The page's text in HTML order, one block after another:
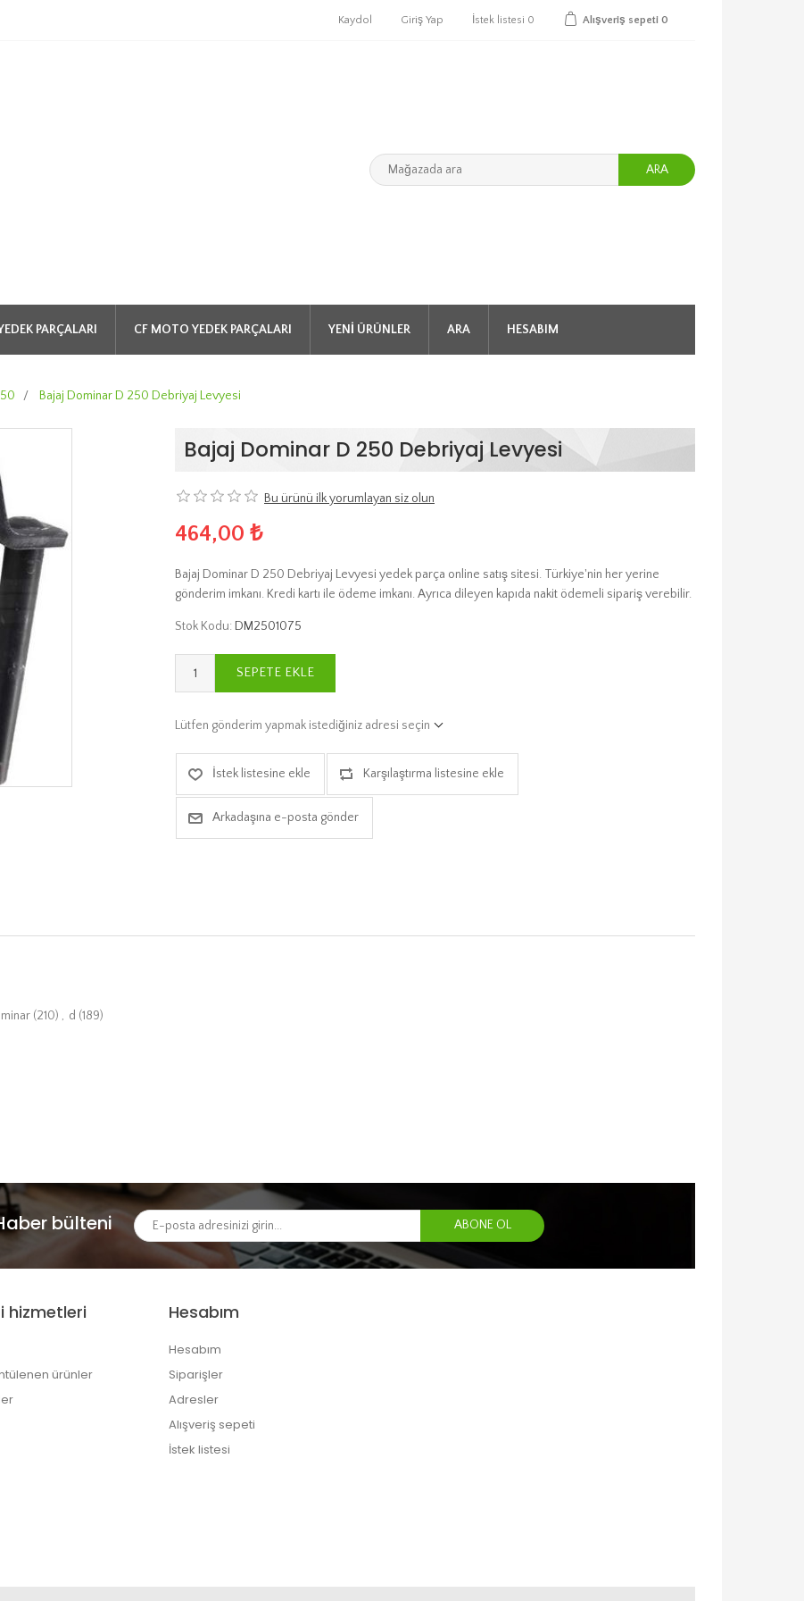
Kaydol Giriş Yap İstek listesi 0 Alışveriş sepeti 0
ARA
PARÇALARI CF MOTO YEDEK PARÇALARI YENI ÜRÜNLER ARA HESABIM
/ Bajaj Dominar D 250 Debriyaj Levyesi
Bajaj Dominar D 250 Debriyaj Levyesi
Bu ürünü ilk yorumlayan siz olun
464,00 ₺
Bajaj Dominar D 250 Debriyaj Levyesi yedek parça online satış sitesi. Türkiye'nin her yerine
gönderim imkanı. Kredi kartı ile ödeme imkanı. Ayrıca dileyen kapıda nakit ödemeli sipariş verebilir.
Stok Kodu: DM2501075
SEPETE EKLE
Lütfen gönderim yapmak istediğiniz adresi seçin
İstek listesine ekle Karşılaştırma listesine ekle
Arkadaşına e-posta gönder
(210) , d (189)
bülteni
hizmetleri
ürünler
Hesabım
Hesabım
Siparişler
Adresler
Alışveriş sepeti
İstek listesi